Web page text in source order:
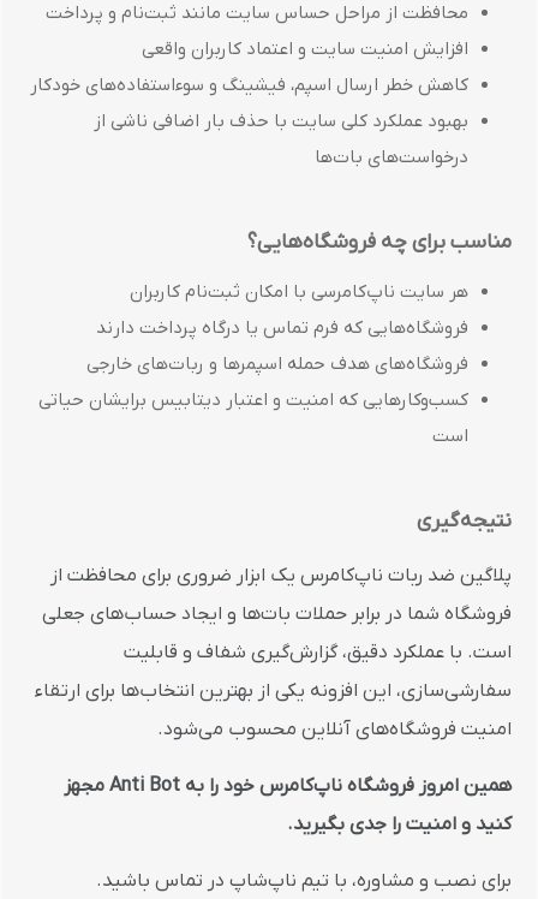
محافظت از مراحل حساس سایت مانند ثبت‌نام و پرداخت
افزایش امنیت سایت و اعتماد کاربران واقعی
کاهش خطر ارسال اسپم، فیشینگ و سوءاستفاده‌های خودکار
بهبود عملکرد کلی سایت با حذف بار اضافی ناشی از
درخواست‌های بات‌ها
مناسب برای چه فروشگاه‌هایی؟
هر سایت ناپ‌کامرسی با امکان ثبت‌نام کاربران
فروشگاه‌هایی که فرم تماس یا درگاه پرداخت دارند
فروشگاه‌های هدف حمله اسپمرها و ربات‌های خارجی
کسب‌وکارهایی که امنیت و اعتبار دیتابیس برایشان حیاتی
است
نتیجه‌گیری
پلاگین ضد ربات ناپ‌کامرس یک ابزار ضروری برای محافظت از
فروشگاه شما در برابر حملات بات‌ها و ایجاد حساب‌های جعلی
است. با عملکرد دقیق، گزارش‌گیری شفاف و قابلیت
سفارشی‌سازی، این افزونه یکی از بهترین انتخاب‌ها برای ارتقاء
امنیت فروشگاه‌های آنلاین محسوب می‌شود.
همین امروز فروشگاه ناپ‌کامرس خود را به Anti Bot مجهز
کنید و امنیت را جدی بگیرید.
برای نصب و مشاوره، با تیم ناپ‌شاپ در تماس باشید.